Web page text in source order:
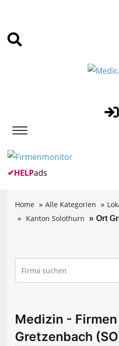
✔HELPads
Home Alle Kategorien
Kanton Solothurn
Ort
Medizin -
Gretzenbach